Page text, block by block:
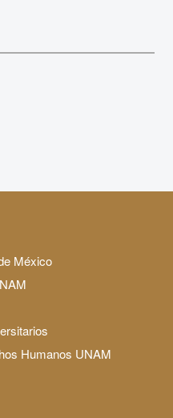
México
Humanos UNAM